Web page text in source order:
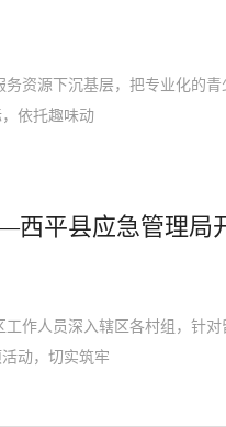
资源下沉基层，把专业化的青
依托趣味动
平县应急管理局
人员深入辖区各村组，针对
动，切实筑牢